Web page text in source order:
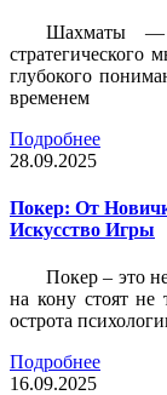
Шахматы —
стратегического
глубокого
временем
Подробнее
28.09.2025
Покер: От
Искусство Игры
Покер – это
на кону стоят не
острота
Подробнее
16.09.2025